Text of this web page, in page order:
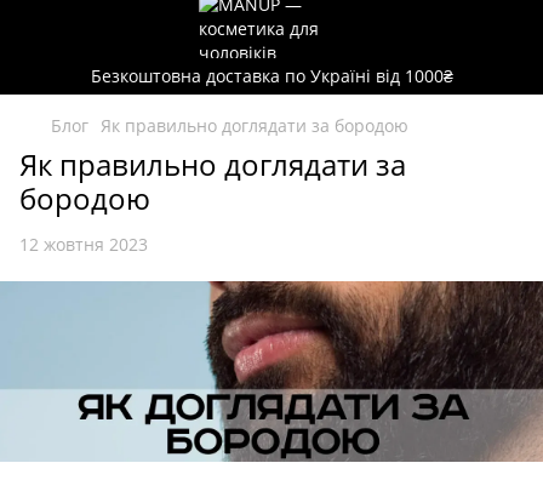
Безкоштовна доставка по Україні від 1000₴
Блог Як правильно доглядати за бородою
Як правильно доглядати за
бородою
12 жовтня 2023